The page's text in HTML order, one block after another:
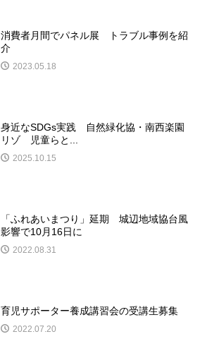
消費者月間でパネル展 トラブル事例を紹
介
2023.05.18
身近なSDGs実践 自然緑化協・南西楽園
リゾ 児童らと...
2025.10.15
「ふれあいまつり」延期 城辺地域協台風
影響で10月16日に
2022.08.31
育児サポーター養成講習会の受講生募集
2022.07.20